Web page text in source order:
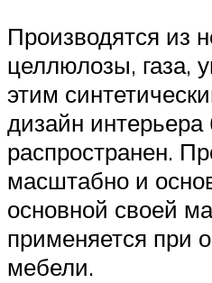
Производятся из
целлюлозы, газа,
этим
дизайн интерьера
распространен.
масштабно и
основной своей
применяется при
мебели.